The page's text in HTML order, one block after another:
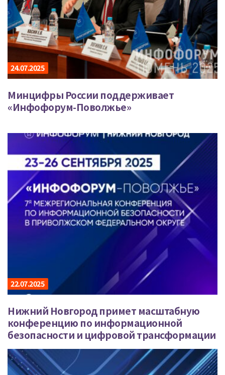
24.07.2025
Минцифры России поддерживает
«Инфофорум-Поволжье»
22.07.2025
Нижний Новгород примет масштабную
конференцию по информационной
безопасности и цифровой трансформации